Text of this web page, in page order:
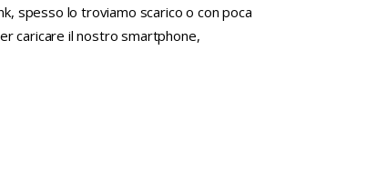
spesso lo troviamo scarico o con poca
caricare il nostro smartphone,